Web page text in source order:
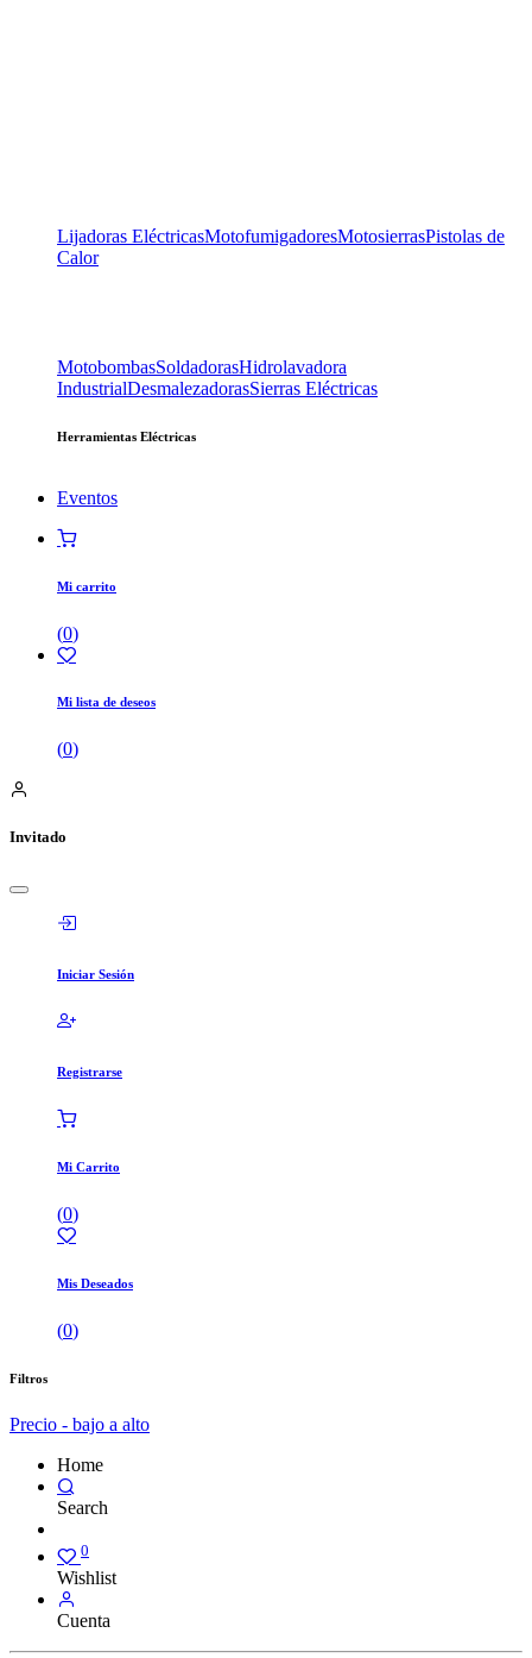
Lijadoras EléctricasMotofumigadoresMotosierrasPistolas de
Calor
MotobombasSoldadorasHidrolavadora
IndustrialDesmalezadorasSierras Eléctricas
Herramientas Eléctricas
Eventos
Mi carrito
(0)
Mi lista de deseos
(0)
Invitado
Iniciar Sesión
Registrarse
Mi Carrito
(0)
Mis Deseados
(0)
Filtros
Precio - bajo a alto
Home
Search
0
Wishlist
Cuenta